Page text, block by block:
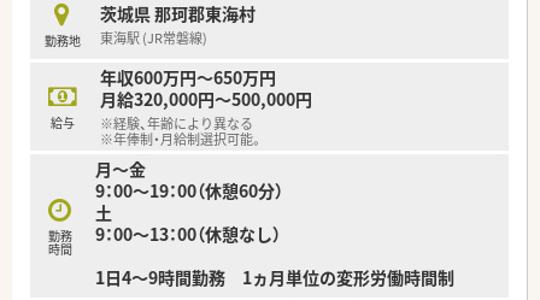
勤務地
茨城県 那珂郡東海村
東海駅 (JR常磐線)
給与
年収600万円～650万円
月給320,000円～500,000円
※経験、年齢により異なる
※年俸制・月給制選択可能。
勤務
時間
月～金
9：00～19：00（休憩60分）
土
9：00～13：00（休憩なし）
1日4～9時間勤務 1ヵ月単位の変形労働時間制